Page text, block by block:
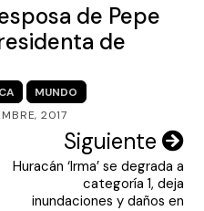
de Pepe
de
MUNDO
2017
Siguiente
Huracán ‘Irma’ se degrada a
categoría 1, deja
inundaciones y daños en